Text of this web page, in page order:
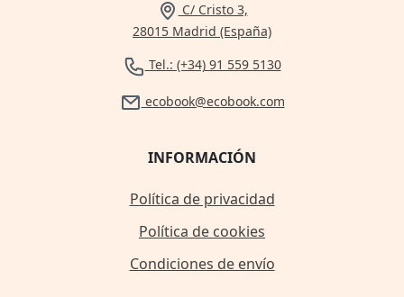
C/ Cristo 3,
28015 Madrid (España)
Tel.: (+34) 91 559 5130
ecobook@ecobook.com
INFORMACIÓN
Política de privacidad
Política de cookies
Condiciones de envío